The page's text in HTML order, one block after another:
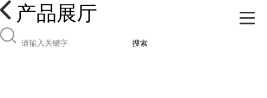
产品展厅
搜索